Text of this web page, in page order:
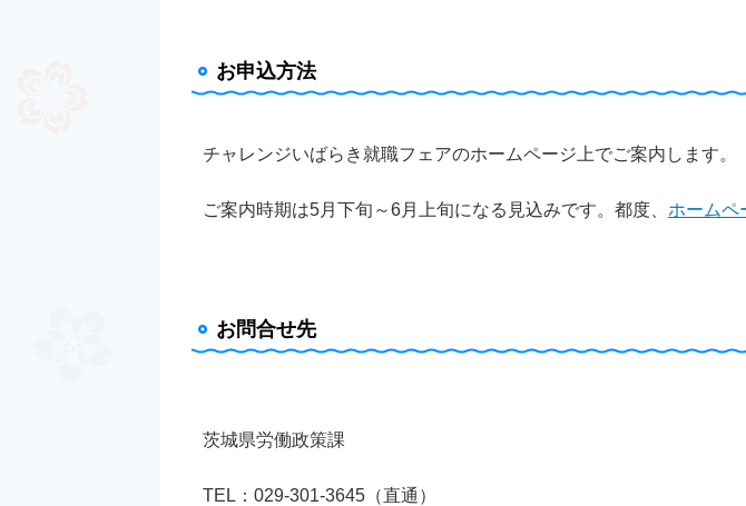
お申込方法
チャレンジいばらき就職フェアのホームページ上でご案内します。
ご案内時期は5月下旬～6月上旬になる見込みです。都度、 ホームペ
お問合せ先
茨城県労働政策課
TEL：029-301-3645（直通）